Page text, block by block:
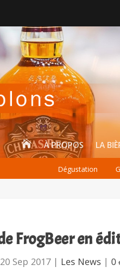
 À PROPOS LA
Dégustation
FrogBeer en
20 Sep 2017| Les News | 0